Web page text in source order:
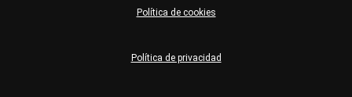
Política de privacidad
Política de cookies